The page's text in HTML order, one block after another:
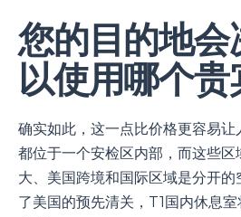
您的目的地会
以使用哪个贵
确实如此，这一点比价格更容易
都位于一个安检区内部，而这些
大、美国跨境和国际区域是分开
了美国的预先清关，T1国内休息